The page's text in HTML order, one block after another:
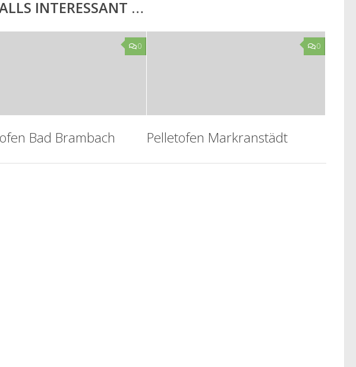
INTERESSANT …
0
Bad Brambach
0
Pelletofen Markranstädt